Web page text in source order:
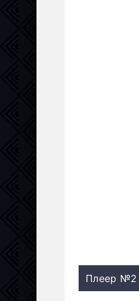
Плеер №2